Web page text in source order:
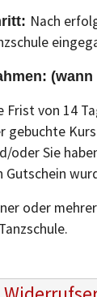
Nach
Frist von 14
gebuchte
oder Sie
Gutschein
oder